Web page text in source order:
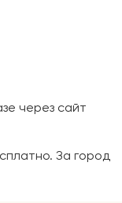
через сайт
За город